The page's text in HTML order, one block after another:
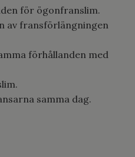
för ögonfranslim.
av fransförlängningen
förhållanden med
samma dag.